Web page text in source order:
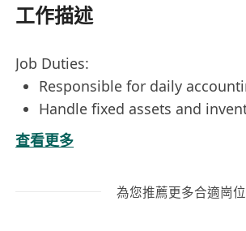
工作描述
Job Duties:
Responsible for daily
Handle fixed assets and
management
Assist in various management
Perform ad-hoc duties as
查看更多
為您推薦更多合適崗位